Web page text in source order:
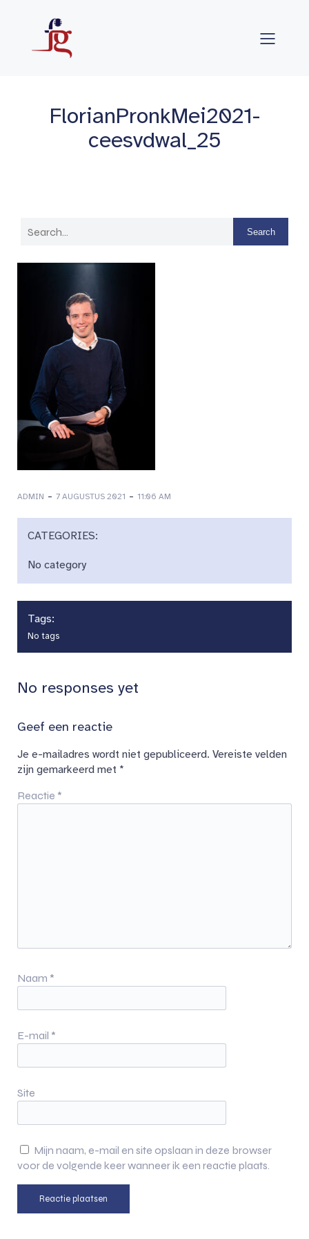
FlorianPronkMei2021-
ceesvdwal_25
Search
ADMIN - 7 AUGUSTUS 2021 - 11:06 AM
CATEGORIES:
No category
Tags:
No tags
No responses yet
Geef een reactie
Je e-mailadres wordt niet gepubliceerd. Vereiste velden
zijn gemarkeerd met *
Reactie *
Naam *
E-mail *
Site
Mijn naam, e-mail en site opslaan in deze browser
voor de volgende keer wanneer ik een reactie plaats.